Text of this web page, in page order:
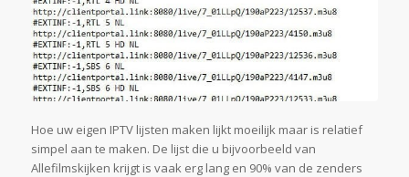
Hoe uw eigen IPTV lijsten maken lijkt moeilijk maar is relatief
simpel aan te maken. De lijst die u bijvoorbeeld van
Allefilmskijken krijgt is vaak erg lang en 90% van de zenders